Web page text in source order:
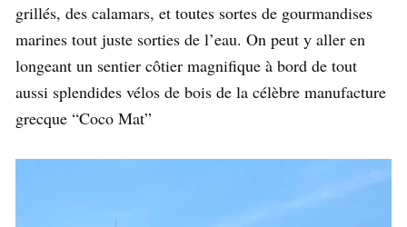
grillés, des calamars, et toutes sortes de gourmandises
marines tout juste sorties de l’eau. On peut y aller en
longeant un sentier côtier magnifique à bord de tout
aussi splendides vélos de bois de la célèbre manufacture
grecque “Coco Mat”